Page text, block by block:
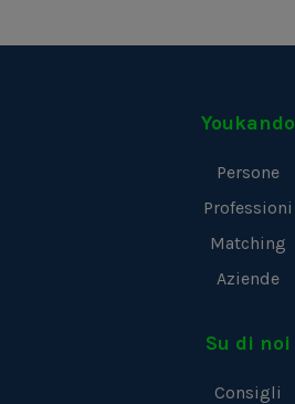
Youkando
Persone
Professioni
Matching
Aziende
Su di noi
Consigli